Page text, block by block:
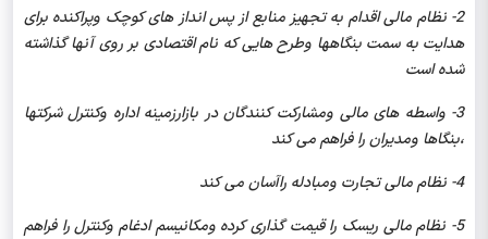
2- نظام مالی اقدام به تجهیز منابع از پس انداز های کوچک وپراکنده برای
هدایت به سمت بنگاهها وطرح هایی که نام اقتصادی بر روی آنها گذاشته
شده است
3- واسطه های مالی ومشارکت کنندگان در بازارزمینه اداره وکنترل شرکتها
،بنگاها ومدیران را فراهم می کند
4- نظام مالی تجارت ومبادله راآسان می کند
5- نظام مالی ریسک را قیمت گذاری کرده ومکانیسم ادغام وکنترل را فراهم